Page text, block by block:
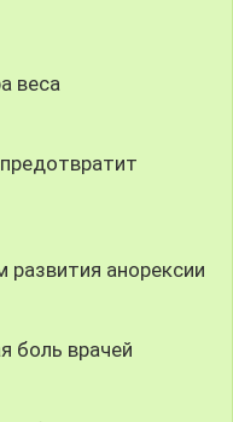
веса
развития анорексии
боль врачей